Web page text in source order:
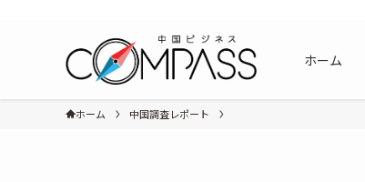
ホーム
ホーム 中国調査レポート